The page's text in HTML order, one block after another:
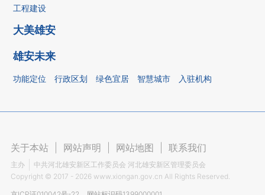
工程建设
大美雄安
雄安未来
功能定位 行政区划 绿色宜居 智慧城市 入驻机构
关于本站 网站声明 网站地图 联系我们
主办
中共河北雄安新区工作委员会 河北雄安新区管理委员会
Copyright © 2017 - 2026 www.xiongan.gov.cn All Rights Reserved.